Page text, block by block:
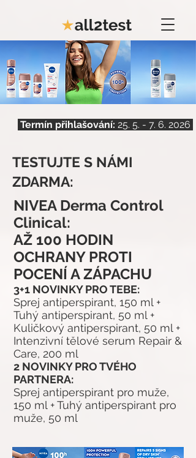
Termín přihlašování: 25. 5. - 7. 6. 2026
TESTUJTE S NÁMI
ZDARMA:
NIVEA Derma Control
Clinical:
AŽ 100 HODIN
OCHRANY PROTI
POCENÍ A ZÁPACHU
3+1 NOVINKY PRO TEBE:
Sprej antiperspirant, 150 ml +
Tuhý antiperspirant, 50 ml +
Kuličkový antiperspirant, 50 ml +
Intenzivní tělové serum Repair &
Care, 200 ml
2 NOVINKY PRO TVÉHO
PARTNERA:
Sprej antiperspirant pro muže,
150 ml + Tuhý antiperspirant pro
muže, 50 ml